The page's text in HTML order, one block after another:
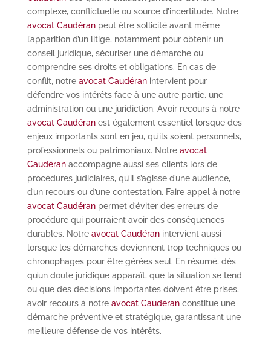
complexe, conflictuelle ou source d’incertitude. Notre
avocat Caudéranpeut être sollicité avant même
l’apparition d’un litige, notamment pour obtenir un
conseil juridique, sécuriser une démarche ou
comprendre ses droits et obligations. En cas de
conflit, notre avocat Caudéranintervient pour
défendre vos intérêts face à une autre partie, une
administration ou une juridiction. Avoir recours à notre
avocat Caudéranest également essentiel lorsque des
enjeux importants sont en jeu, qu’ils soient personnels,
professionnels ou patrimoniaux. Notre avocat
Caudéranaccompagne aussi ses clients lors de
procédures judiciaires, qu’il s’agisse d’une audience,
d’un recours ou d’une contestation. Faire appel à notre
avocat Caudéranpermet d’éviter des erreurs de
procédure qui pourraient avoir des conséquences
durables. Notre avocat Caudéranintervient aussi
lorsque les démarches deviennent trop techniques ou
chronophages pour être gérées seul. En résumé, dès
qu’un doute juridique apparaît, que la situation se tend
ou que des décisions importantes doivent être prises,
avoir recours à notre avocat Caudéranconstitue une
démarche préventive et stratégique, garantissant une
meilleure défense de vos intérêts.